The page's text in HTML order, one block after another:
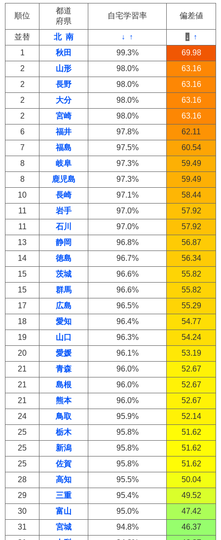
順位
都道
府県
自宅学習率 偏差値
並替 北 南 ↓ ↑ ↓
↑
1
秋田 99.3%
69.98
2
山形 98.0%
63.16
2
長野 98.0%
63.16
2
大分 98.0%
63.16
2
宮崎 98.0%
63.16
6
福井 97.8%
62.11
7
福島 97.5%
60.54
8
岐阜 97.3%
59.49
8
鹿児島 97.3%
59.49
10
長崎 97.1%
58.44
11
岩手 97.0%
57.92
11
石川 97.0%
57.92
13
静岡 96.8%
56.87
14
徳島 96.7%
56.34
15
茨城 96.6%
55.82
15
群馬 96.6%
55.82
17
広島 96.5%
55.29
18
愛知 96.4%
54.77
19
山口 96.3%
54.24
20
愛媛 96.1%
53.19
21
青森 96.0%
52.67
21
島根 96.0%
52.67
21
熊本 96.0%
52.67
24
鳥取 95.9%
52.14
25
栃木 95.8%
51.62
25
新潟 95.8%
51.62
25
佐賀 95.8%
51.62
28
高知 95.5%
50.04
29
三重 95.4%
49.52
30
富山 95.0%
47.42
31
宮城 94.8%
46.37